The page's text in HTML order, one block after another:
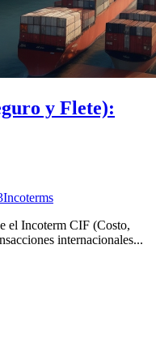
y Flete):
Incoterms
el Incoterm CIF (Costo,
internacionales...